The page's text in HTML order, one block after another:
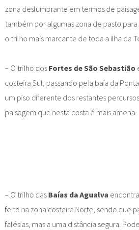
zona deslumbrante em termos de
também por algumas zona de pasto
o trilho mais marcante de toda a ilha da
– O trilho dos Fortes de São Sebastião
costeira Sul, passando pela baía da
um piso diferente dos restantes
paisagem que nesta costa é mais amena.
– O trilho das Baías da Agualva
feito na zona costeira Norte, sendo que
falésias, mas a uma distância segura.